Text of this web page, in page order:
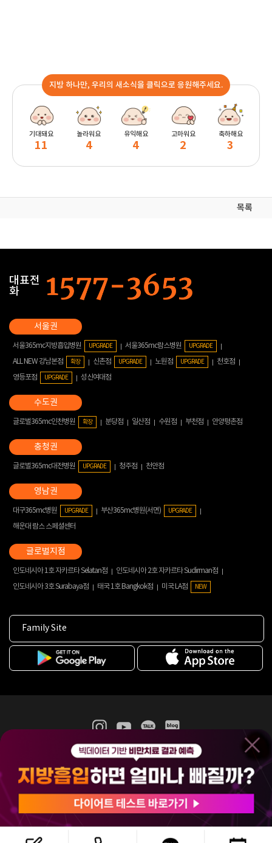
지방 하나만, 우리의 새소식을 클릭으로 응원해주세요.
기대돼요
11
놀라워요
4
유익해요
4
고마워요
2
축하해요
3
목록
대표전
화
서울365mc지방흡입병원 UPGRADE 서울365mc람스병원 UPGRADE
ALL NEW 강남본점 확장 신촌점 UPGRADE 노원점 UPGRADE
천호점
영등포점
UPGRADE 성신여대점
글로벌365mc인천병원 확장 분당점 일산점 수원점 부천점 안양평촌점
글로벌365mc대전병원 UPGRADE 청주점 천안점
대구365mc병원 UPGRADE 부산365mc병원(서면) UPGRADE
해운대 람스 스페셜센터
인도네시아 1호 자카르타 Selatan점
인도네시아 2호 자카르타 Sudirman점
인도네시아 3호 Surabaya점
태국 1호 Bangkok점 미국 LA점 NEW
Family Site
365mc 병·의원 이용약관
홈페이지 이용약관
비급여진료수가
(주)365mcㅣ서울특별시 서초구 서초대로52길 7, 3~4층(서초동, 제일빌딩)
120-87-04354ㅣ김남철
COPYRIGHT(C) 2025 365mc. ALL RIGHTS RESERVED.